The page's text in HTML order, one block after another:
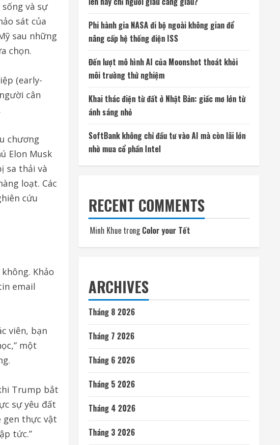
và sự
sát của
sau những
chọn.
(early-
cân
chương
Elon Musk
sa thải và
loạt. Các
cứu
Khảo
email
viên, bạn
một
Trump bắt
sự yêu đất
gen thực vật
tức.”
TÌM KIẾM
RECENT POSTS
Mỗi ngày có thêm 1.200 triệu phú, nước Mỹ giàu
lên hay chỉ người giàu càng giàu?
Phi hành gia NASA đi bộ ngoài không gian để
nâng cấp hệ thống điện ISS
môi trường thử nghiệm
Khai thác điện từ đất ở Nhật Bản: giấc mơ lớn từ
ánh sáng nhỏ
SoftBank không chỉ đầu tư vào AI mà còn lãi lớn
nhờ mua cổ phần Intel
RECENT COMMENTS
Minh Khuetrong